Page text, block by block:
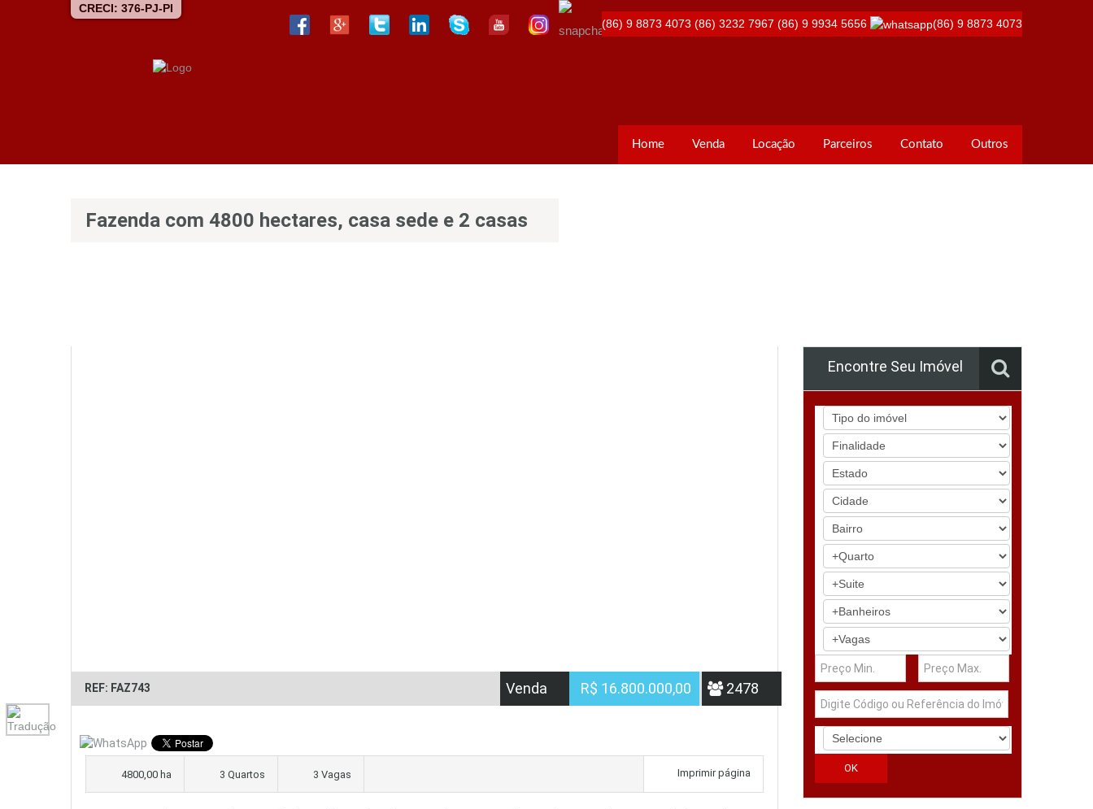
CRECI: 376-PJ-PI
(86) 9 8873 4073 (86) 3232 7967 (86) 9 9934 5656 (86) 9 8873 4073
Home Venda Locação Parceiros Contato Outros
Fazenda com 4800 hectares, casa sede e 2 casas
REF: FAZ743 Venda R$ 16.800.000,00 2478
4800,00 ha 3 Quartos 3 Vagas Imprimir página
Encontre Seu Imóvel